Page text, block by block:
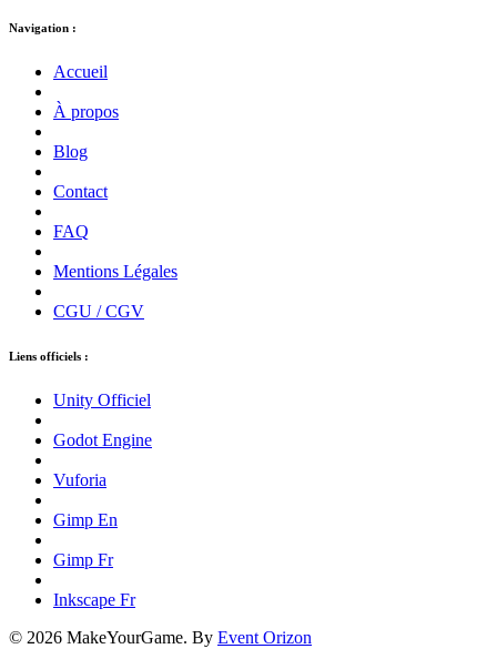
Navigation :
Accueil
À propos
Blog
Contact
FAQ
Mentions Légales
CGU / CGV
Liens officiels :
Unity Officiel
Godot Engine
Vuforia
Gimp En
Gimp Fr
Inkscape Fr
© 2026 MakeYourGame. By Event Orizon